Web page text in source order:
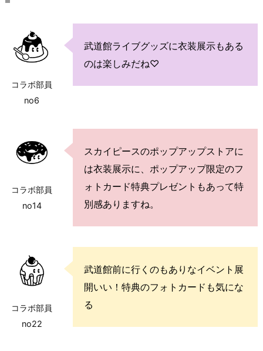
コラボ部員
no6
武道館ライブグッズに衣装展示もある
のは楽しみだね♡
コラボ部員
no14
スカイピースのポップアップストアに
は衣装展示に、ポップアップ限定のフ
ォトカード特典プレゼントもあって特
別感ありますね。
コラボ部員
no22
武道館前に行くのもありなイベント展
開いい！特典のフォトカードも気にな
る